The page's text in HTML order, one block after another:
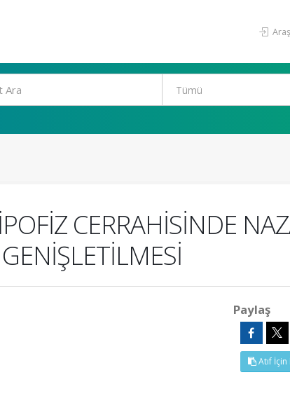
CERRAHİSİNDE
Paylaş
Atıf İçin